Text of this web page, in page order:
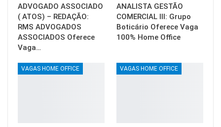
ADVOGADO ASSOCIADO
( ATOS) – REDAÇÃO:
RMS ADVOGADOS
ASSOCIADOS Oferece
Vaga…
ANALISTA GESTÃO
COMERCIAL III: Grupo
Boticário Oferece Vaga
100% Home Office
VAGAS HOME OFFICE VAGAS HOME OFFICE